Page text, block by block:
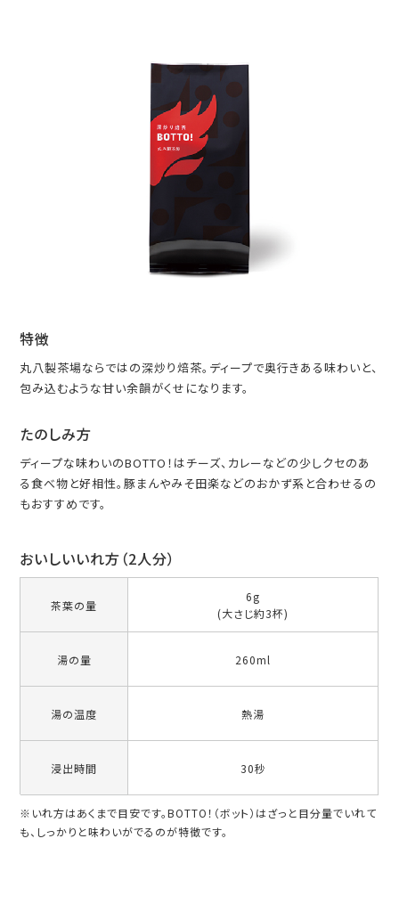
特徴
丸八製茶場ならではの深炒り焙茶。ディープで奥行きある味わいと、
包み込むような甘い余韻がくせになります。
たのしみ方
ディープな味わいのBOTTO！はチーズ、カレーなどの少しクセのあ
る食べ物と好相性。豚まんやみそ田楽などのおかず系と合わせるの
もおすすめです。
おいしいいれ方（2人分）
茶葉の量
湯の量
湯の温度
浸出時間
6g
(大さじ約3杯)
260ml
熱湯
30秒
※いれ方はあくまで目安です。BOTTO！（ボット）はざっと目分量でいれて
も、しっかりと味わいがでるのが特徴です。